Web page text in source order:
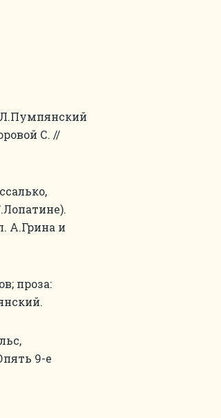
Л.Пумпянский
С. //
А.Грина и
проза:
9-е